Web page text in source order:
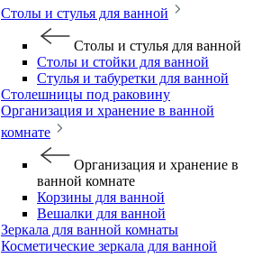
Столы и стулья для ванной
Столы и стулья для ванной
Столы и стойки для ванной
Стулья и табуретки для ванной
Столешницы под раковину
Организация и хранение в ванной
комнате
Организация и хранение в
ванной комнате
Корзины для ванной
Вешалки для ванной
Зеркала для ванной комнаты
Косметические зеркала для ванной